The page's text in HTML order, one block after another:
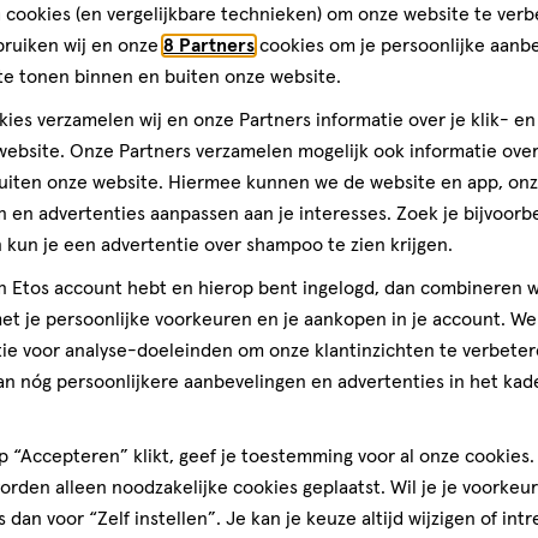
€ 3.49
3.49
Wimper- en
Stuurbericht
Gratis bezorging vanaf €35 Gratisretour binnen 30
4
cookies (en vergelijkbare technieken) om onze website te
wij en onze 8 Partners cookies om je persoonlijke
tonen binnen en buiten onze website.
verzamelen wij en onze Partners informatie over je klik-
Onze Partners verzamelen mogelijk ook informatie
onze website. Hiermee kunnen we de website en app,
en advertenties aanpassen aan je interesses. Zoek je
kun je een advertentie over shampoo te zien krijgen.
Etos account hebt en hierop bent ingelogd, dan combineren
je persoonlijke voorkeuren en je aankopen in je account.
voor analyse-doeleinden om onze klantinzichten te
nóg persoonlijkere aanbevelingen en advertenties in het
“Accepteren” klikt, geef je toestemming voor al onze cookies.
alleen noodzakelijke cookies geplaatst. Wil je je
dan voor “Zelf instellen”. Je kan je keuze altijd wijzigen of